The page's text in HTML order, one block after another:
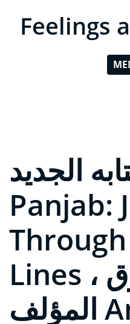
Feelings
الجديد
Panjab:
Lines ، يتطرق
المؤلف Amandeep